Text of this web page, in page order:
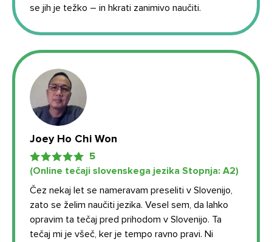
se jih je težko – in hkrati zanimivo naučiti.
Joey Ho Chi Won
5
(Online tečaji slovenskega jezika Stopnja: А2)
Čez nekaj let se nameravam preseliti v Slovenijo,
zato se želim naučiti jezika. Vesel sem, da lahko
opravim ta tečaj pred prihodom v Slovenijo. Ta
tečaj mi je všeč, ker je tempo ravno pravi. Ni